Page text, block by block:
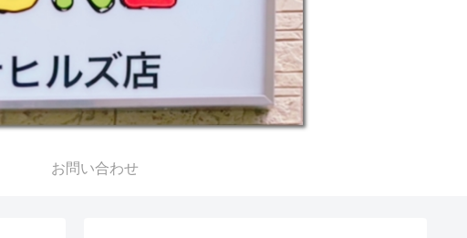
お問い合わせ